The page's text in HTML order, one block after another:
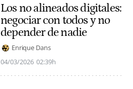
Los no alineados digitales:
negociar con todos y no
depender de nadie
Enrique Dans
04/03/2026 02:39h